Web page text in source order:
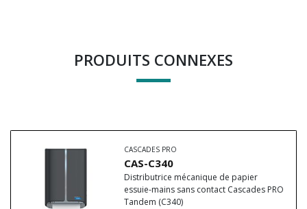
PRODUITS CONNEXES
CASCADES PRO
CAS-C340
Distributrice mécanique de papier
essuie-mains sans contact Cascades PRO
Tandem (C340)